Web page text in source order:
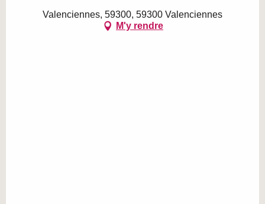
Valenciennes, 59300, 59300 Valenciennes
M'y rendre